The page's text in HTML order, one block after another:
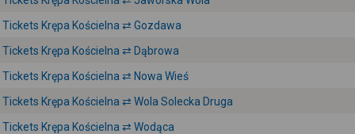
Tickets Krępa Kościelna ⇄ Gozdawa
Tickets Krępa Kościelna ⇄ Dąbrowa
Tickets Krępa Kościelna ⇄ Nowa Wieś
Tickets Krępa Kościelna ⇄ Wola Solecka Druga
Tickets Krępa Kościelna ⇄ Wodąca